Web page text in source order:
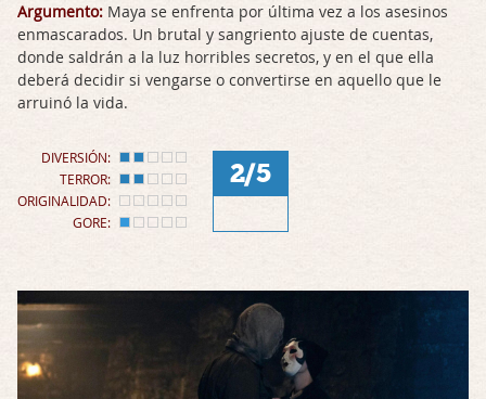
Argumento: Maya se enfrenta por última vez a los asesinos
enmascarados. Un brutal y sangriento ajuste de cuentas,
donde saldrán a la luz horribles secretos, y en el que ella
deberá decidir si vengarse o convertirse en aquello que le
arruinó la vida.
DIVERSIÓN:
TERROR:
ORIGINALIDAD:
GORE:
2/5